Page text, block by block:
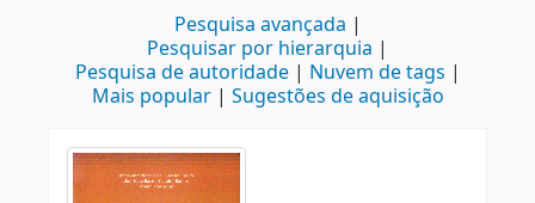
Pesquisa avançada
Pesquisar por hierarquia
Pesquisa de autoridade
Nuvem de tags
Mais popular
Sugestões de aquisição